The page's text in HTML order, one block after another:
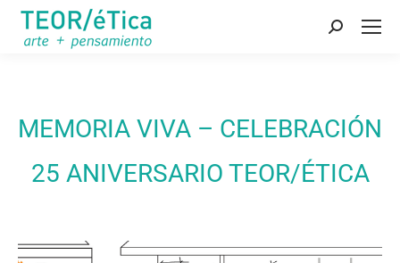
Buscar:
MEMORIA VIVA – CELEBRACIÓN
25 ANIVERSARIO TEOR/ÉTICA